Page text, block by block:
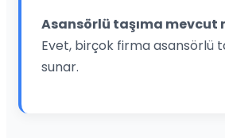
Asansörlü taşıma mevcut
Evet, birçok firma asansörlü
sunar.